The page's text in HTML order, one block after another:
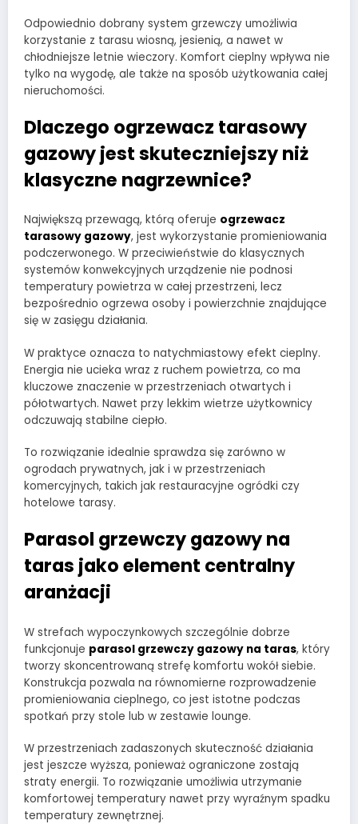
Odpowiednio dobrany system grzewczy umożliwia
korzystanie z tarasu wiosną, jesienią, a nawet w
chłodniejsze letnie wieczory. Komfort cieplny wpływa nie
tylko na wygodę, ale także na sposób użytkowania całej
nieruchomości.
Dlaczego ogrzewacz tarasowy
gazowy jest skuteczniejszy niż
klasyczne nagrzewnice?
Największą przewagą, którą oferuje ogrzewacz
tarasowy gazowy, jest wykorzystanie promieniowania
podczerwonego. W przeciwieństwie do klasycznych
systemów konwekcyjnych urządzenie nie podnosi
temperatury powietrza w całej przestrzeni, lecz
bezpośrednio ogrzewa osoby i powierzchnie znajdujące
się w zasięgu działania.
W praktyce oznacza to natychmiastowy efekt cieplny.
Energia nie ucieka wraz z ruchem powietrza, co ma
kluczowe znaczenie w przestrzeniach otwartych i
półotwartych. Nawet przy lekkim wietrze użytkownicy
odczuwają stabilne ciepło.
To rozwiązanie idealnie sprawdza się zarówno w
ogrodach prywatnych, jak i w przestrzeniach
komercyjnych, takich jak restauracyjne ogródki czy
hotelowe tarasy.
Parasol grzewczy gazowy na
taras jako element centralny
aranżacji
W strefach wypoczynkowych szczególnie dobrze
funkcjonuje parasol grzewczy gazowy na taras, który
tworzy skoncentrowaną strefę komfortu wokół siebie.
Konstrukcja pozwala na równomierne rozprowadzenie
promieniowania cieplnego, co jest istotne podczas
spotkań przy stole lub w zestawie lounge.
W przestrzeniach zadaszonych skuteczność działania
jest jeszcze wyższa, ponieważ ograniczone zostają
straty energii. To rozwiązanie umożliwia utrzymanie
komfortowej temperatury nawet przy wyraźnym spadku
temperatury zewnętrznej.